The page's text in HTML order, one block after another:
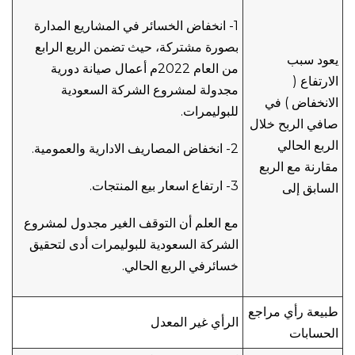
يعود سبب
الارتفاع (
الانخفاض ) في
صافي الربح خلال
الربع الحالي
مقارنة مع الربع
السابق إلى
1- انخفاض الخسائر في المشاريع المدارة
بصورة مشتركة، حيث تضمن الربع الرابع
من العام 2022م أعمال صيانة دورية
مجدولة لمشروع الشركة السعودية
للبوليمرات.
2- انخفاض المصاريف الادارية والعمومية.
3- ارتفاع اسعار بيع المنتجات.
مع العلم أن التوقف الغير مجدول لمشروع
الشركة السعودية للبوليمرات أدى لتحقيق
خسائرفي الربع الحالي.
طبيعة رأي مراجع
الحسابات
الرأي غير المعدل